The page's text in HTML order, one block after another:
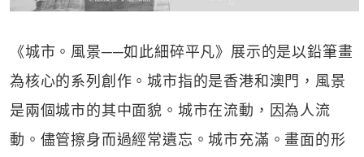
《城市。風景──如此細碎平凡》展示的是以鉛筆畫
為核心的系列創作。城市指的是香港和澳門，風景
是兩個城市的其中面貌。城市在流動，因為人流
動。儘管擦身而過經常遺忘。城市充滿。畫面的形